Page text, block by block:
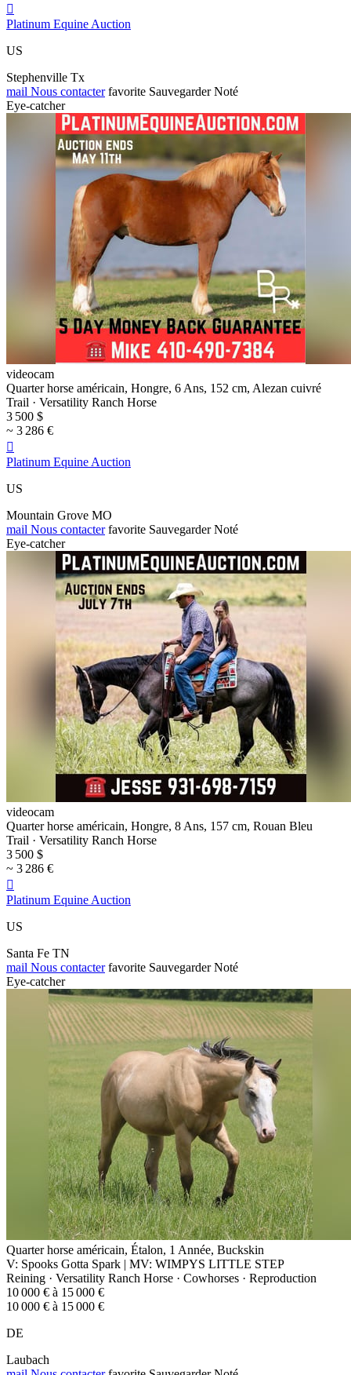

Platinum Equine Auction
US
Stephenville Tx
mail Nous contacter favorite Sauvegarder Noté
Eye-catcher
videocam
Quarter horse américain, Hongre, 6 Ans, 152 cm, Alezan cuivré
Trail · Versatility Ranch Horse
3 500 $
~ 3 286 €

Platinum Equine Auction
US
Mountain Grove MO
mail Nous contacter favorite Sauvegarder Noté
Eye-catcher
videocam
Quarter horse américain, Hongre, 8 Ans, 157 cm, Rouan Bleu
Trail · Versatility Ranch Horse
3 500 $
~ 3 286 €

Platinum Equine Auction
US
Santa Fe TN
mail Nous contacter favorite Sauvegarder Noté
Eye-catcher
Quarter horse américain, Étalon, 1 Année, Buckskin
V: Spooks Gotta Spark | MV: WIMPYS LITTLE STEP
Reining · Versatility Ranch Horse · Cowhorses · Reproduction
10 000 € à 15 000 €
10 000 € à 15 000 €
DE
Laubach